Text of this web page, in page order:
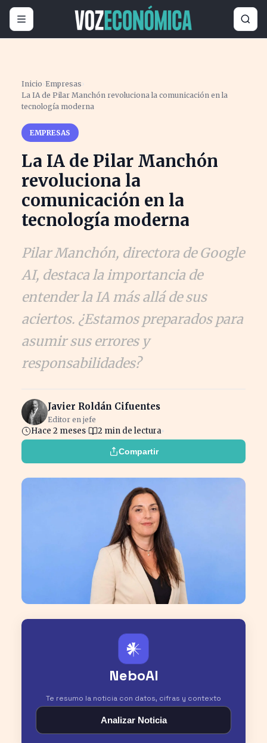
Inicio ›Empresas ›
La IA de Pilar Manchón revoluciona la comunicación en la
tecnología moderna
EMPRESAS
La IA de Pilar Manchón
revoluciona la
comunicación en la
tecnología moderna
Pilar Manchón, directora de Google
AI, destaca la importancia de
entender la IA más allá de sus
aciertos. ¿Estamos preparados para
asumir sus errores y
responsabilidades?
Javier Roldán Cifuentes
Editor en jefe
Hace 2 meses 2 min de lectura
Compartir
𒀭
NeboAI
Te resumo la noticia con datos, cifras y contexto
Analizar Noticia